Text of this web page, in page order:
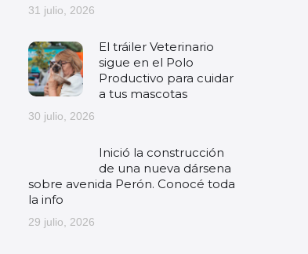
31 julio, 2026
El tráiler Veterinario
sigue en el Polo
Productivo para cuidar
a tus mascotas
30 julio, 2026
Inició la construcción
de una nueva dársena
sobre avenida Perón. Conocé toda
la info
29 julio, 2026